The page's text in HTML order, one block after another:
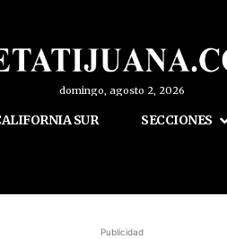
domingo, agosto 2, 2026
SUR SECCIONES
Publicidad